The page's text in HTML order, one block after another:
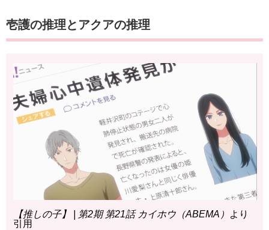
壱護の推理とアクアの推理
【推しの子】 | 第2期 第21話 カイホウ（ABEMA）
より
引用